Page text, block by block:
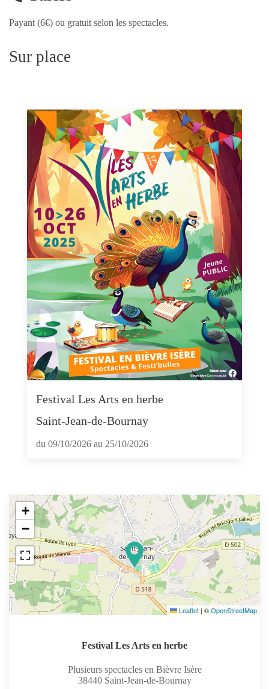
Payant (6€) ou gratuit selon les spectacles.
Sur place
Festival Les Arts en herbe
Saint-Jean-de-Bournay
du 09/10/2026 au 25/10/2026
+
−
Leaflet | ©OpenStreetMap
Festival Les Arts en herbe
Plusieurs spectacles en Bièvre Isère
38440Saint-Jean-de-Bournay